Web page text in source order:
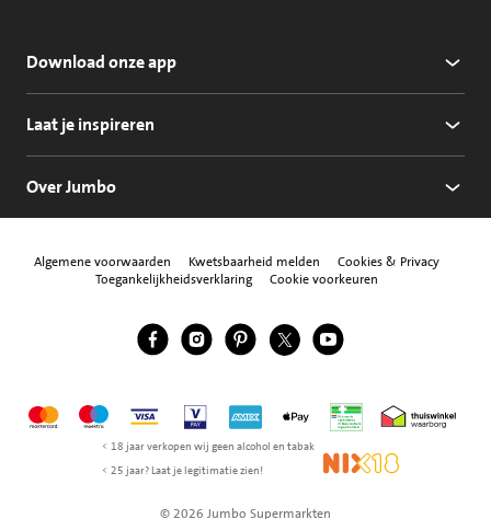
Download onze app
Laat je inspireren
Over Jumbo
Algemene voorwaarden Kwetsbaarheid melden
Cookies & Privacy
Toegankelijkheidsverklaring
Cookie voorkeuren
Volg ons
Jumbo Facebook
Jumbo Instagram
Jumbo Pinterest
Jumbo Twitter
Jumbo YouTube
MastercardMaestroVisa Vpay American Express
Apple Pay Thuiswinkel
< 18 jaar verkopen wij geen alcohol en tabak
< 25 jaar? Laat je legitimatie zien!
NIX18
© 2026 Jumbo Supermarkten